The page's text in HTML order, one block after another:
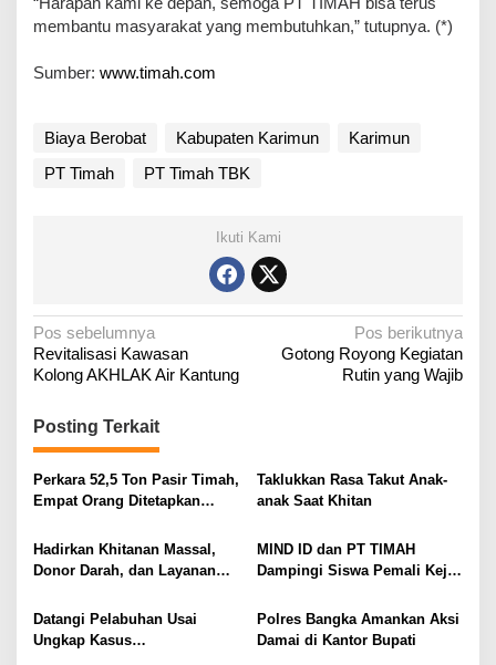
membantu masyarakat yang membutuhkan,” tutupnya. (*)
Sumber: www.timah.com
Biaya Berobat Kabupaten Karimun
Karimun
PT Timah
PT Timah TBK
Ikuti Kami
N
a
i
g
a
s
i
p
s
Pos sebelumnya
Revitalisasi Kawasan
Kolong AKHLAK Air Kantung
Pos berikutnya
Gotong Royong Kegiatan
Rutin yang Wajib
Posting Terkait
Perkara 52,5 Ton Pasir Timah,
Empat Orang Ditetapkan
Taklukkan Rasa Takut Anak-
anak Saat Khitan
Hadirkan Khitanan Massal,
Donor Darah, dan Layanan
MIND ID dan PT TIMAH
Dampingi Siswa Pemali Kejar
Datangi Pelabuhan Usai
Ungkap Kasus
Polres Bangka Amankan Aksi
Damai di Kantor Bupati